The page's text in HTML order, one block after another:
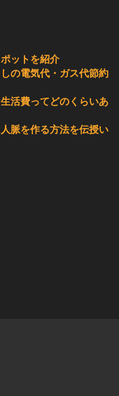
ットを紹介
の電気代・ガス代節約
活費ってどのくらいあ
脈を作る方法を伝授い